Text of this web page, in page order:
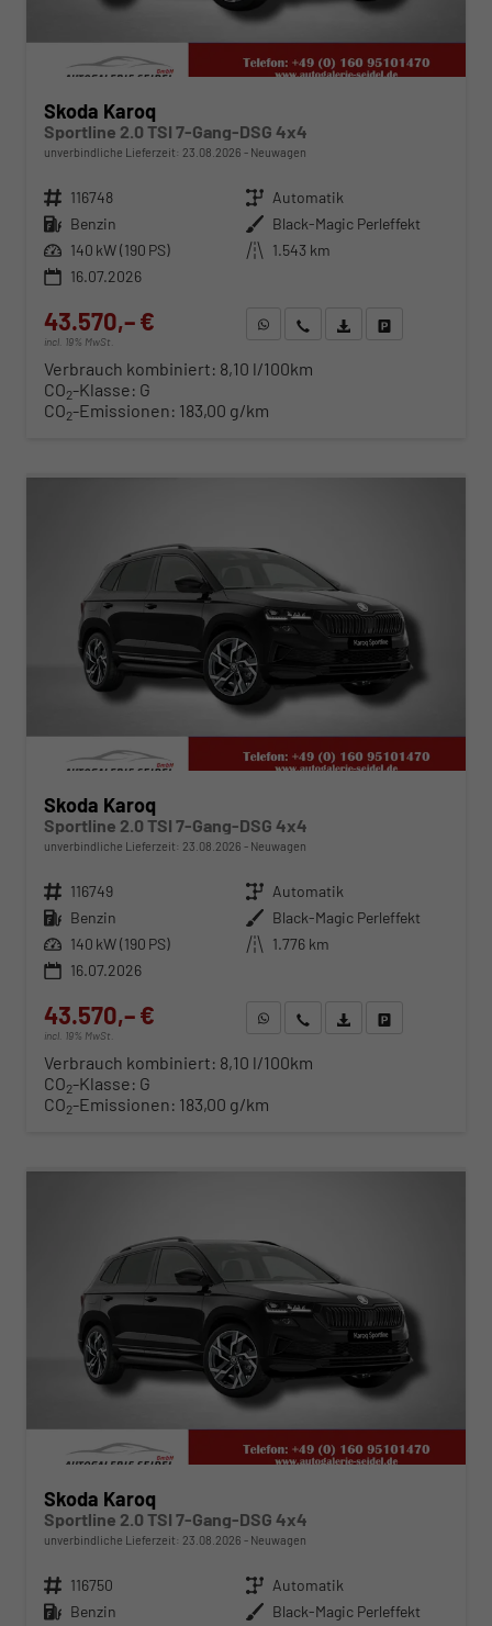
Skoda Karoq
Sportline 2.0 TSI 7-Gang-DSG 4x4
unverbindliche Lieferzeit: 23.08.2026 Neuwagen
Fahrzeugnr. 116748 Getriebe Automatik
Kraftstoff Benzin Außenfarbe Black-Magic Perleffekt
Leistung 140 kW (190 PS) Kilometerstand 1.543 km
16.07.2026
43.570,– €
incl. 19% MwSt.
WhatsApp anfragen
Wir rufen Sie anFahrzeugexposé (PDF)
Verbrauch kombiniert: 8,10 l/100km
CO2-Klasse: G
CO2-Emissionen: 183,00 g/km
Skoda Karoq
Sportline 2.0 TSI 7-Gang-DSG 4x4
unverbindliche Lieferzeit: 23.08.2026 Neuwagen
Fahrzeugnr. 116749 Getriebe Automatik
Kraftstoff Benzin Außenfarbe Black-Magic Perleffekt
Leistung 140 kW (190 PS) Kilometerstand 1.776 km
16.07.2026
43.570,– €
incl. 19% MwSt.
WhatsApp anfragen
Wir rufen Sie anFahrzeugexposé (PDF)
Verbrauch kombiniert: 8,10 l/100km
CO2-Klasse: G
CO2-Emissionen: 183,00 g/km
Skoda Karoq
Sportline 2.0 TSI 7-Gang-DSG 4x4
unverbindliche Lieferzeit: 23.08.2026 Neuwagen
Fahrzeugnr. 116750 Getriebe Automatik
Kraftstoff Benzin Außenfarbe Black-Magic Perleffekt